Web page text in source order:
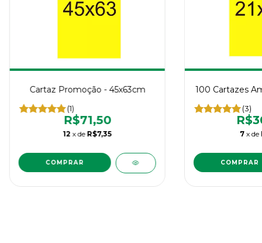
Cartaz Promoção - 45x63cm
(1)
R$71,50
12 x de R$7,35
COMPRAR
100 Cartazes
(3)
7 x de
COMPRAR